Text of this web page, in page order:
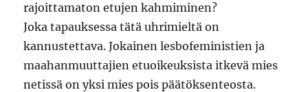
rajoittamaton etujen kahmiminen?
Joka tapauksessa tätä uhrimieltä on
kannustettava. Jokainen lesbofeministien ja
maahanmuuttajien etuoikeuksista itkevä mies
netissä on yksi mies pois päätöksenteosta.